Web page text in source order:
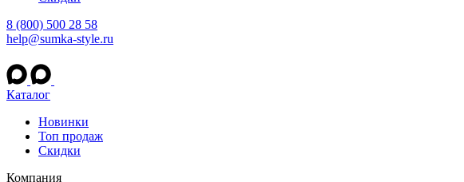
8 (800) 500 28 58
help@sumka-style.ru
Каталог
Новинки
Топ продаж
Скидки
Компания